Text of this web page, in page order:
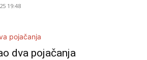
19:48
dva pojačanja